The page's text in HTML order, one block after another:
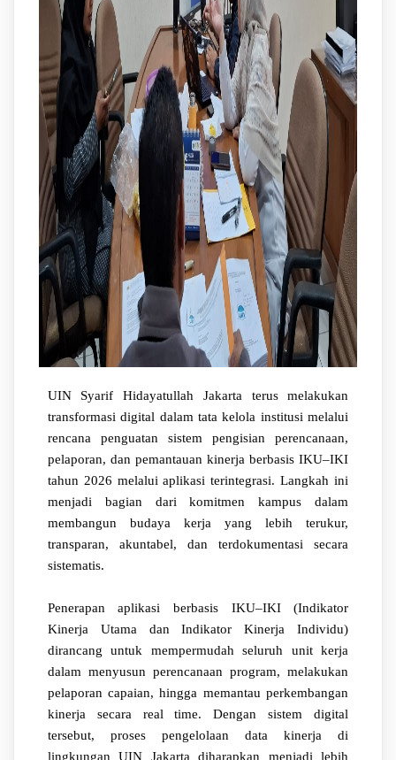
UIN Syarif Hidayatullah Jakarta terus melakukan
transformasi digital dalam tata kelola institusi melalui
rencana penguatan sistem pengisian perencanaan,
pelaporan, dan pemantauan kinerja berbasis IKU–IKI
tahun 2026 melalui aplikasi terintegrasi. Langkah ini
menjadi bagian dari komitmen kampus dalam
membangun budaya kerja yang lebih terukur,
transparan, akuntabel, dan terdokumentasi secara
sistematis.
Penerapan aplikasi berbasis IKU–IKI (Indikator
Kinerja Utama dan Indikator Kinerja Individu)
dirancang untuk mempermudah seluruh unit kerja
dalam menyusun perencanaan program, melakukan
pelaporan capaian, hingga memantau perkembangan
kinerja secara real time. Dengan sistem digital
tersebut, proses pengelolaan data kinerja di
lingkungan UIN Jakarta diharapkan menjadi lebih